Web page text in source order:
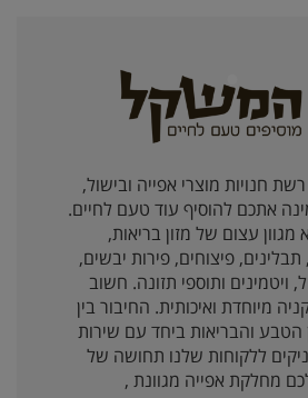
חנויות מוצרי אפייה ובישול,
אתכם להוסיף עוד טעם לחיים.
מגוון עצום של מזון בריאות,
תבלינים, פיצוחים, פירות יבשים,
ויטמינים ותוספי תזונה. חשוב
מיוחדת ואיכותית. החיבור בין
הטבע והבריאות ביחד עם שירות
ללקוחות שלנו תחושה של
מחלקת אפייה מגוונת ,